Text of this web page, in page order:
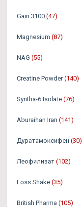
Gain 3100 (47)
Magnesium (87)
NAG (55)
Creatine Powder (140)
Syntha-6 Isolate (76)
Aburaihan Iran (141)
Дуратамоксифен (30)
Леофилизат (102)
Loss Shake (35)
British Pharma (105)